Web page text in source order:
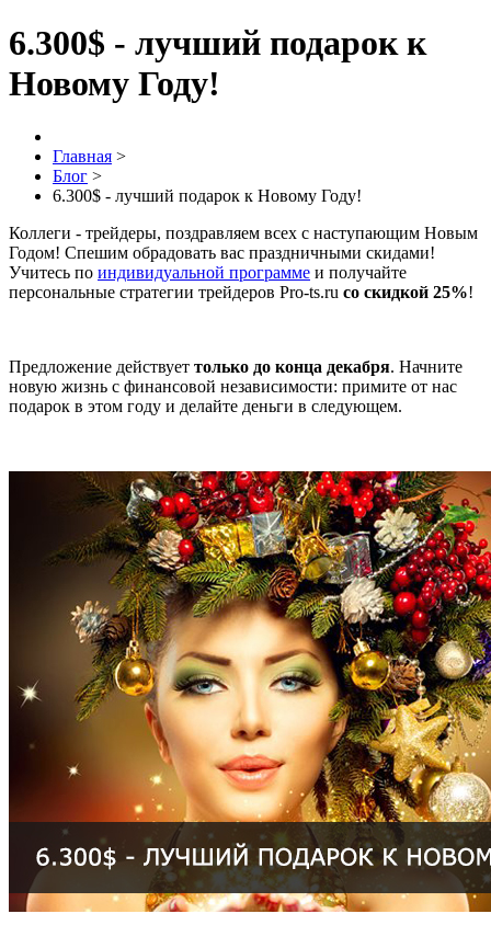
6.300$ - лучший подарок к
Новому Году!
Главная >
Блог >
6.300$ - лучший подарок к Новому Году!
Коллеги - трейдеры, поздравляем всех с наступающим Новым
Годом! Спешим обрадовать вас праздничными скидами!
Учитесь по индивидуальной программе и получайте
персональные стратегии трейдеров Pro-ts.ru со скидкой 25%!
Предложение действует только до конца декабря. Начните
новую жизнь с финансовой независимости: примите от нас
подарок в этом году и делайте деньги в следующем.